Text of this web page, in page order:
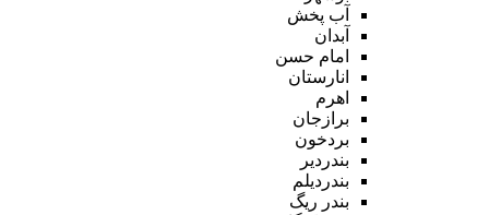
آب پخش
آبدان
امام حسن
انارستان
اهرم
برازجان
بردخون
بندردیر
بندردیلم
بندر ریگ